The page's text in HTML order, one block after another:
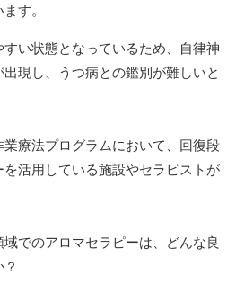
す。
い状態となっているため、自律神
現し、うつ病との鑑別が難しいと
療法プログラムにおいて、回復段
活用している施設やセラピストが
でのアロマセラピーは、どんな良